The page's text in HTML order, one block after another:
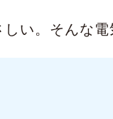
い。 そんな電